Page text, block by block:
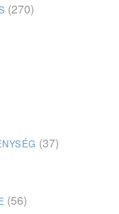
(270)
(37)
(56)